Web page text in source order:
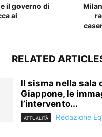
il governo di
ai
RELATED
Il sisma nella sala
Giappone, le
l’intervento...
ATTUALITÀ Redazione